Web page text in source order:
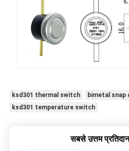
ksd301 thermal switch
bimetal
ksd301 temperature switch
सबसे उत्तम